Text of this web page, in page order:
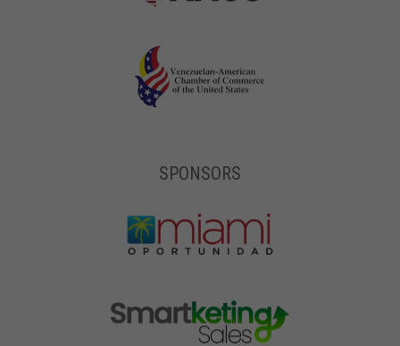
SPONSORS